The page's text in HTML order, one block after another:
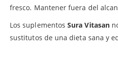
fresco. Mantener fuera del
Los suplementosSura Vitasan
sustitutos de una dieta sana y